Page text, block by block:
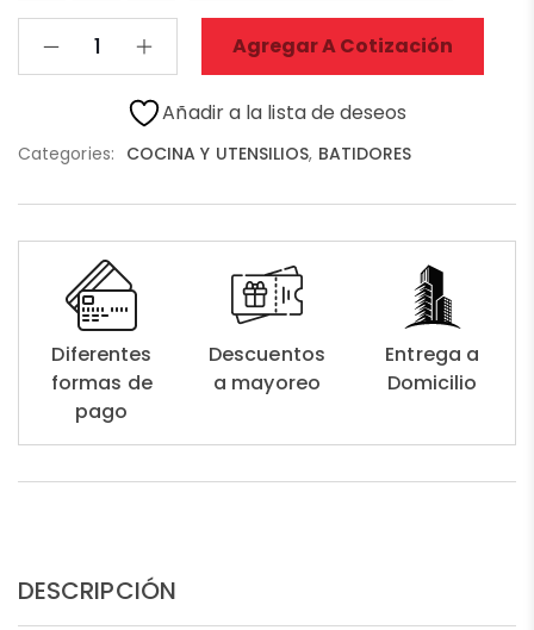
Agregar A Cotización
Añadir a la lista de deseos
Categories: COCINA Y UTENSILIOS, BATIDORES
Diferentes
formas de
pago
Descuentos
a mayoreo
Entrega a
Domicilio
DESCRIPCIÓN